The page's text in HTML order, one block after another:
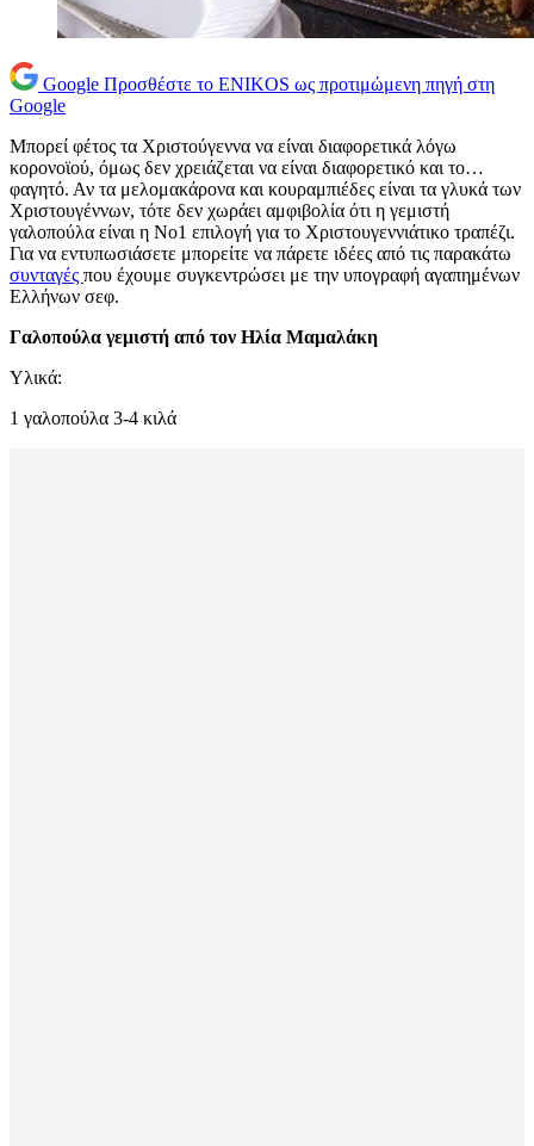
Google Προσθέστε το ENIKOS ως προτιμώμενη πηγή στη
Google
Μπορεί φέτος τα Χριστούγεννα να είναι διαφορετικά λόγω
κορονοϊού, όμως δεν χρειάζεται να είναι διαφορετικό και το…
φαγητό. Αν τα μελομακάρονα και κουραμπιέδες είναι τα γλυκά των
Χριστουγέννων, τότε δεν χωράει αμφιβολία ότι η γεμιστή
γαλοπούλα είναι η Νο1 επιλογή για το Χριστουγεννιάτικο τραπέζι.
Για να εντυπωσιάσετε μπορείτε να πάρετε ιδέες από τις παρακάτω
συνταγές που έχουμε συγκεντρώσει με την υπογραφή αγαπημένων
Ελλήνων σεφ.
Γαλοπούλα γεμιστή από τον Ηλία Μαμαλάκη
Υλικά:
1 γαλοπούλα 3-4 κιλά